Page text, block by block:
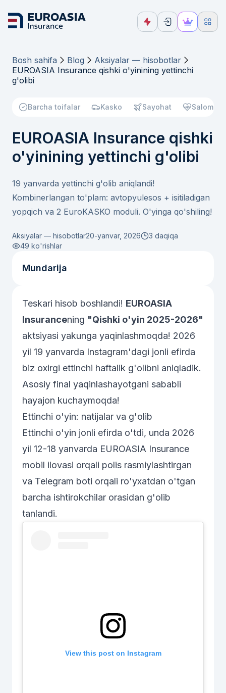
Bosh sahifa Blog
Aksiyalar — hisobotlar
EUROASIA Insurance qishki o'yinining yettinchi
g'olibi
Barcha toifalar Kasko Sayohat
EUROASIA Insurance qishki
o'yinining yettinchi g'olibi
19 yanvarda yettinchi g'olib aniqlandi!
Kombinerlangan to'plam: avtopyulesos + isitiladigan
yopqich va 2 EuroKASKO moduli. O'yinga qo'shiling!
Aksiyalar — hisobotlar20-yanvar, 2026
3 daqiqa
49 ko'rishlar
Mundarija
Teskari hisob boshlandi! EUROASIA
Insurancening "Qishki o'yin 2025-2026"
aktsiyasi yakunga yaqinlashmoqda! 2026
yil 19 yanvarda Instagram'dagi jonli efirda
biz oxirgi ettinchi haftalik g'olibni aniqladik.
Asosiy final yaqinlashayotgani sababli
hayajon kuchaymoqda!
Ettinchi o'yin: natijalar va g'olib
Ettinchi o'yin jonli efirda o'tdi, unda 2026
yil 12-18 yanvarda EUROASIA Insurance
mobil ilovasi orqali polis rasmiylashtirgan
va Telegram boti orqali ro'yxatdan o'tgan
barcha ishtirokchilar orasidan g'olib
tanlandi.
View this post on Instagram